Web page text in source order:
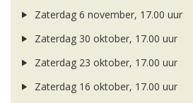
Zaterdag 6 november, 17.00 uur
Zaterdag 30 oktober, 17.00 uur
Zaterdag 23 oktober, 17.00 uur
Zaterdag 16 oktober, 17.00 uur